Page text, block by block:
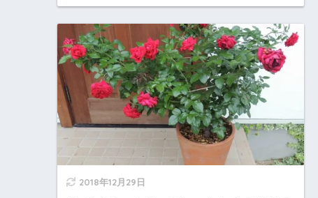
2018年12月29日